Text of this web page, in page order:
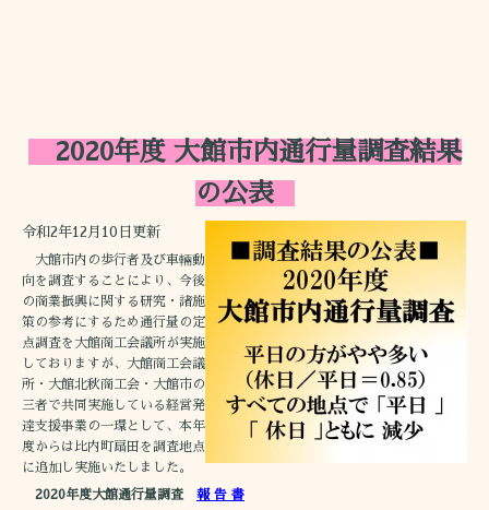
2020年度 大館市内通行量調査結果
の公表
令和2年12月10日更新
大館市内の歩行者及び車輛動
向を調査することにより、今後
の商業振興に関する研究・諸施
策の参考にするため通行量の定
点調査を大館商工会議所が実施
しておりますが、大館商工会議
所・大館北秋商工会・大館市の
三者で共同実施している経営発
達支援事業の一環として、本年
度からは比内町扇田を調査地点
に追加し実施いたしました。
2020年度大館通行量調査 報 告 書